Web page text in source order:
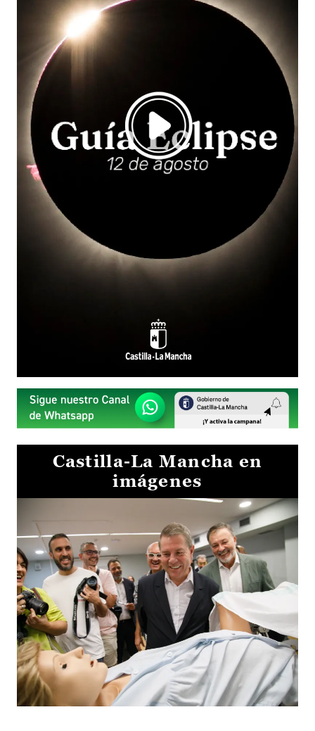
Castilla-La Mancha en
imágenes